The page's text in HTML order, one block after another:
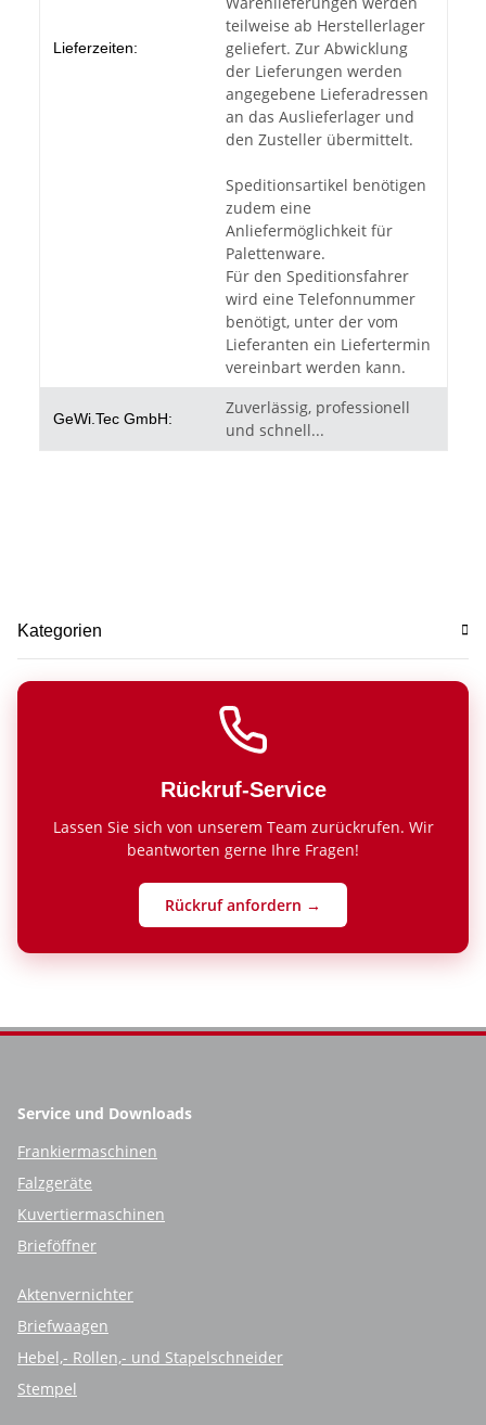
Lieferzeiten:
teilweise ab Herstellerlager
geliefert. Zur Abwicklung
der Lieferungen werden
angegebene Lieferadressen
an das Auslieferlager und
den Zusteller übermittelt.
Speditionsartikel benötigen
zudem eine
Anliefermöglichkeit für
Palettenware.
Für den Speditionsfahrer
wird eine Telefonnummer
benötigt, unter der vom
Lieferanten ein Liefertermin
vereinbart werden kann.
GeWi.Tec GmbH:
Zuverlässig, professionell
und schnell...
Kategorien
Rückruf-Service
Lassen Sie sich von unserem Team zurückrufen. Wir
beantworten gerne Ihre Fragen!
Rückruf anfordern →
Service und Downloads
Frankiermaschinen
Falzgeräte
Kuvertiermaschinen
Brieföffner
Aktenvernichter
Briefwaagen
Hebel,- Rollen,- und Stapelschneider
Stempel